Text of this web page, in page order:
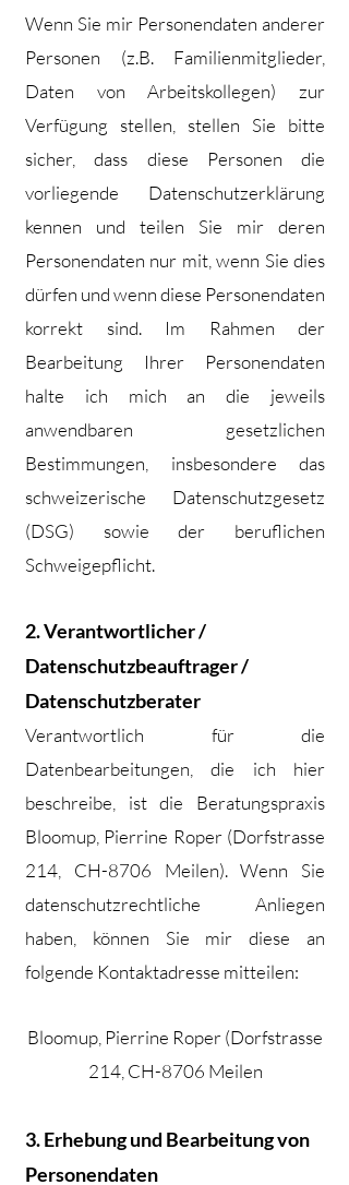
Wenn Sie mir Personendaten anderer
Personen (z.B. Familienmitglieder,
Daten von Arbeitskollegen) zur
Verfügung stellen, stellen Sie bitte
sicher, dass diese Personen die
vorliegende Datenschutzerklärung
kennen und teilen Sie mir deren
Personendaten nur mit, wenn Sie dies
dürfen und wenn diese Personendaten
korrekt sind. Im Rahmen der
Bearbeitung Ihrer Personendaten
halte ich mich an die jeweils
anwendbaren gesetzlichen
Bestimmungen, insbesondere das
schweizerische Datenschutzgesetz
(DSG) sowie der beruflichen
Schweigepflicht.
2. Verantwortlicher /
Datenschutzbeauftrager /
Datenschutzberater
Verantwortlich für die
Datenbearbeitungen, die ich hier
beschreibe, ist die Beratungspraxis
Bloomup, Pierrine Roper (Dorfstrasse
214, CH-8706 Meilen). Wenn Sie
datenschutzrechtliche Anliegen
haben, können Sie mir diese an
folgende Kontaktadresse mitteilen:
Bloomup, Pierrine Roper (Dorfstrasse
214, CH-8706 Meilen
3. Erhebung und Bearbeitung von
Personendaten